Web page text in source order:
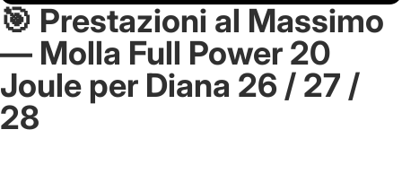
🎯 Prestazioni al Massimo
— Molla Full Power 20
Joule per Diana 26 / 27 /
28